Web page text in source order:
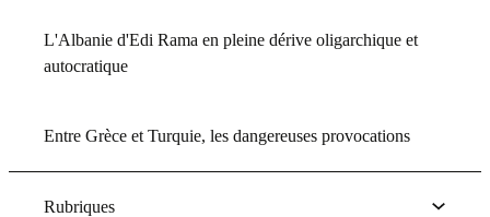
L'Albanie d'Edi Rama en pleine dérive oligarchique et
autocratique
Entre Grèce et Turquie, les dangereuses provocations
Rubriques